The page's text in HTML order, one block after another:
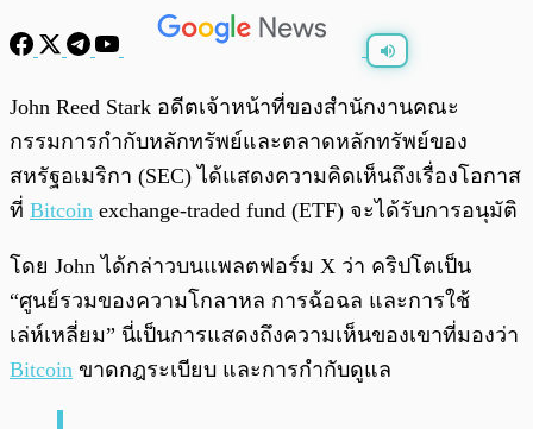
John Reed Stark อดีตเจ้าหน้าที่ของสำนักงานคณะ
กรรมการกำกับหลักทรัพย์และตลาดหลักทรัพย์ของ
สหรัฐอเมริกา (SEC) ได้แสดงความคิดเห็นถึงเรื่องโอกาส
ที่ Bitcoin exchange-traded fund (ETF) จะได้รับการอนุมัติ
โดย John ได้กล่าวบนแพลตฟอร์ม X ว่า คริปโตเป็น
“ศูนย์รวมของความโกลาหล การฉ้อฉล และการใช้
เล่ห์เหลี่ยม” นี่เป็นการแสดงถึงความเห็นของเขาที่มองว่า
Bitcoin ขาดกฎระเบียบ และการกำกับดูแล